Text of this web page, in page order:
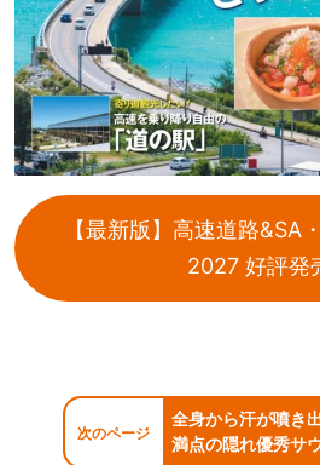
【最新版】高速道路&SA
2027 好評発
次のページ
全身から汗が噴き
満点の隠れ優秀サ